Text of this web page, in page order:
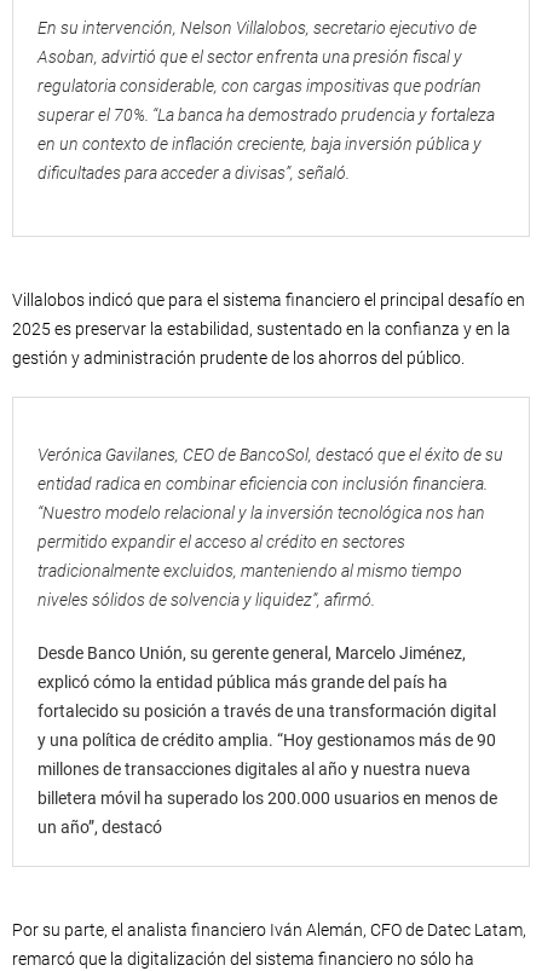
En su intervención, Nelson Villalobos, secretario ejecutivo de
Asoban, advirtió que el sector enfrenta una presión fiscal y
regulatoria considerable, con cargas impositivas que podrían
superar el 70%. “La banca ha demostrado prudencia y fortaleza
en un contexto de inflación creciente, baja inversión pública y
dificultades para acceder a divisas”, señaló.
Villalobos indicó que para el sistema financiero el principal desafío en
2025 es preservar la estabilidad, sustentado en la confianza y en la
gestión y administración prudente de los ahorros del público.
Verónica Gavilanes, CEO de BancoSol, destacó que el éxito de su
entidad radica en combinar eficiencia con inclusión financiera.
“Nuestro modelo relacional y la inversión tecnológica nos han
permitido expandir el acceso al crédito en sectores
tradicionalmente excluidos, manteniendo al mismo tiempo
niveles sólidos de solvencia y liquidez”, afirmó.
Desde Banco Unión, su gerente general, Marcelo Jiménez,
explicó cómo la entidad pública más grande del país ha
fortalecido su posición a través de una transformación digital
y una política de crédito amplia. “Hoy gestionamos más de 90
millones de transacciones digitales al año y nuestra nueva
billetera móvil ha superado los 200.000 usuarios en menos de
un año”, destacó
Por su parte, el analista financiero Iván Alemán, CFO de Datec Latam,
remarcó que la digitalización del sistema financiero no sólo ha